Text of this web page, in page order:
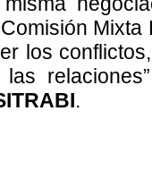
Mixta
los
.